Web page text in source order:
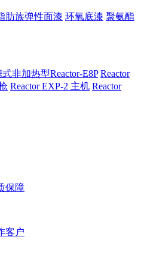
肪族弹性面漆 环氧底漆 聚氨酯
非加热型Reactor-E8P Reactor
Reactor EXP-2 主机 Reactor
保障
客户